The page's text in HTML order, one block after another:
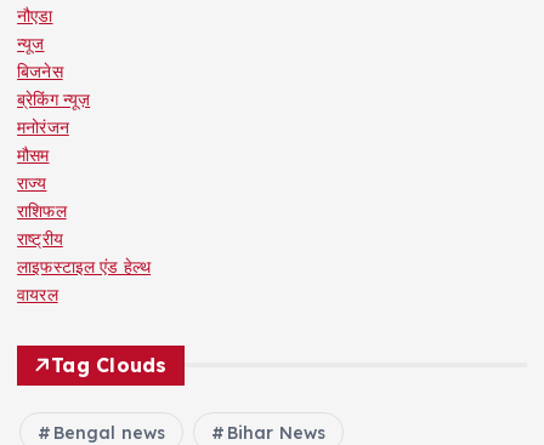
नौएडा
न्यूज
बिजनेस
ब्रेकिंग न्यूज़
मनोरंजन
मौसम
राज्य
राशिफल
राष्ट्रीय
लाइफस्टाइल एंड हेल्थ
वायरल
Tag Clouds
Bengal news Bihar News